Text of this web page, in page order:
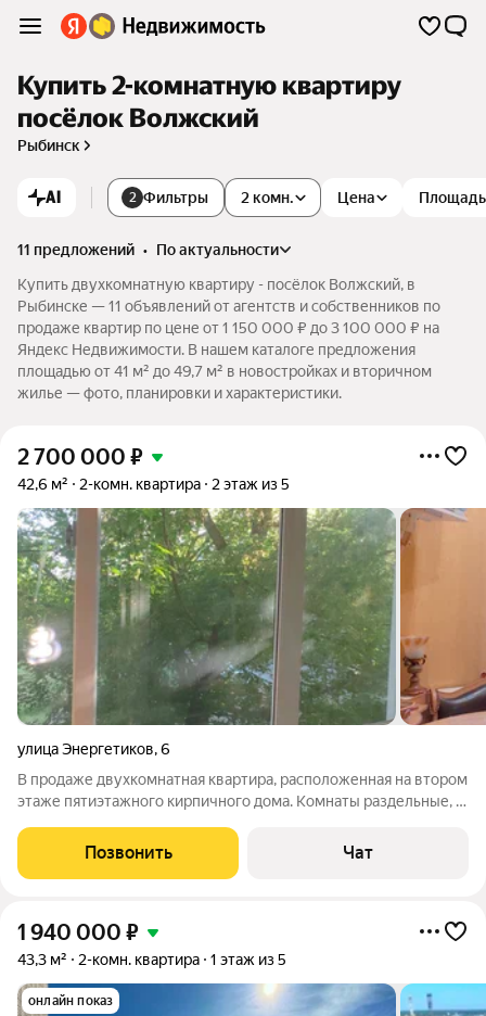
Купить 2-комнатную квартиру
посёлок Волжский
Рыбинск
AI 2 Фильтры 2 комн. Цена Площадь
11 предложений •
по актуальности
Купить двухкомнатную квартиру - посёлок Волжский, в
Рыбинске — 11 объявлений от агентств и собственников по
продаже квартир по цене от 1 150 000 ₽ до 3 100 000 ₽ на
Яндекс Недвижимости. В нашем каталоге предложения
площадью от 41 м² до 49,7 м² в новостройках и вторичном
жилье — фото, планировки и характеристики.
2 700 000 ₽
42,6 м² 2-комн. квартира 2 этаж из 5
улица Энергетиков,6
В продаже двухкомнатная квартира, расположенная на втором
этаже пятиэтажного кирпичного дома. Комнаты раздельные, в
пластиковые, балкон застеклен. Санузел раздельный, кафель.
В шаговой доступности детский
Позвонить Чат
1 940 000 ₽
43,3 м² 2-комн. квартира 1 этаж из 5
онлайн показ